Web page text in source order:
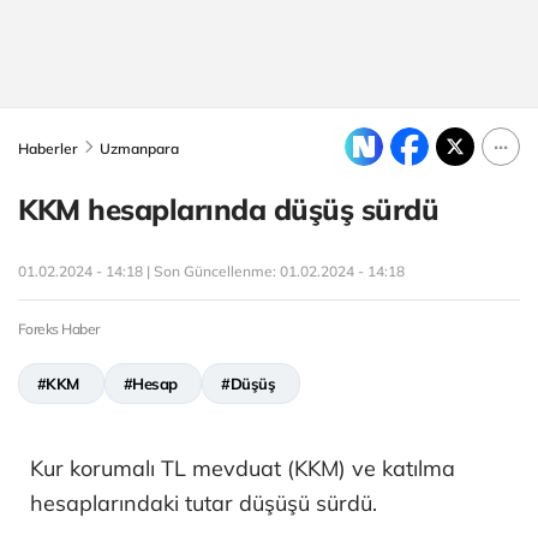
Haberler Uzmanpara
KKM hesaplarında düşüş sürdü
01.02.2024 - 14:18 | Son Güncellenme: 01.02.2024 - 14:18
Foreks Haber
#KKM #Hesap #Düşüş
Kur korumalı TL mevduat (KKM) ve katılma
hesaplarındaki tutar düşüşü sürdü.